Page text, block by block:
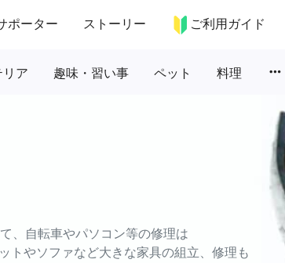
ポーター ストーリー ご利用ガイド
リア 趣味・習い事 ペット 料理 more_horiz
、自転車やパソコン等の修理は
トやソファなど大きな家具の組立、修理も